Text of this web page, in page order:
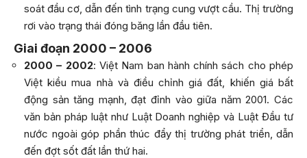
soát đầu cơ, dẫn đến tình trạng cung vượt cầu. Thị trường
rơi vào trạng thái đóng băng lần đầu tiên.
Giai đoạn 2000 – 2006
2000 – 2002: Việt Nam ban hành chính sách cho phép
Việt kiều mua nhà và điều chỉnh giá đất, khiến giá bất
động sản tăng mạnh, đạt đỉnh vào giữa năm 2001. Các
văn bản pháp luật như Luật Doanh nghiệp và Luật Đầu tư
nước ngoài góp phần thúc đẩy thị trường phát triển, dẫn
đến đợt sốt đất lần thứ hai.